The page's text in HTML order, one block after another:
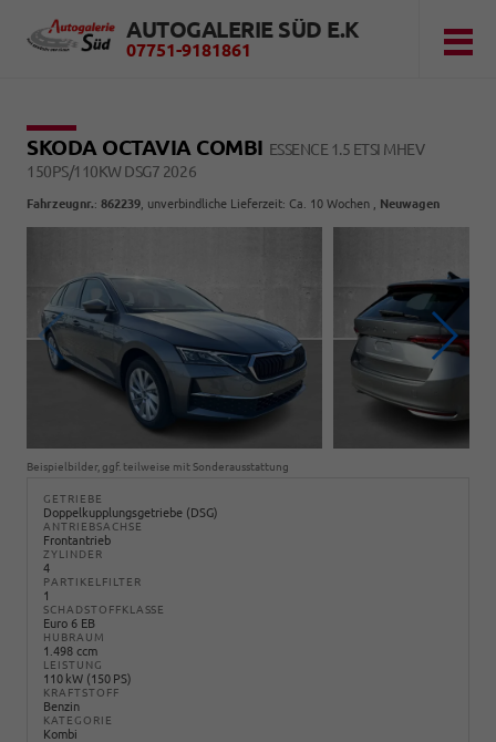
AUTOGALERIE SÜD E.K
07751-9181861
SKODA OCTAVIA COMBI ESSENCE 1.5 ETSI MHEV
150PS/110KW DSG7 2026
Fahrzeugnr.: 862239 , unverbindliche Lieferzeit: Ca. 10 Wochen , Neuwagen
Beispielbilder, ggf. teilweise mit Sonderausstattung
GETRIEBE
Doppelkupplungsgetriebe (DSG)
ANTRIEBSACHSE
Frontantrieb
ZYLINDER
4
PARTIKELFILTER
1
SCHADSTOFFKLASSE
Euro 6 EB
HUBRAUM
1.498 ccm
LEISTUNG
110 kW (150 PS)
KRAFTSTOFF
Benzin
KATEGORIE
Kombi